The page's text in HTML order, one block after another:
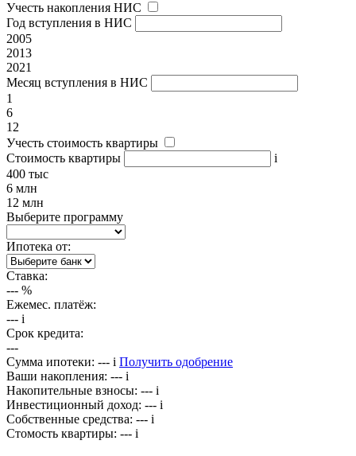
Учесть накопления НИС
Год вступления в НИС
2005
2013
2021
Месяц вступления в НИС
1
6
12
Учесть стоимость квартиры
Стоимость квартиры
i
400 тыс
6 млн
12 млн
Выберите программу
Ипотека от:
Ставка:
--- %
Ежемес. платёж:
--- i
Срок кредита:
---
Сумма ипотеки: --- i Получить одобрение
Ваши накопления: --- i
Накопительные взносы: --- i
Инвестиционный доход: --- i
Собственные средства: --- i
Стомость квартиры: --- i